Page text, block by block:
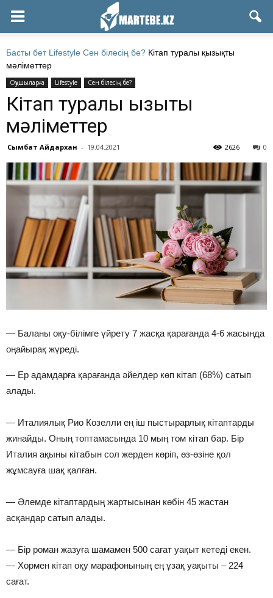
Басты бет Lifestyle Сен білесің бе? Кітап туралы қызықты
мәліметтер
Оқушыларға Lifestyle Сен білесің бе?
Кітап туралы қызықты
мәліметтер
Сымбат Айдархан - 19.04.2021 0
2626
— Баланы оқу-білімге үйрету 7 жасқа қарағанда 4-6 жасында
оңайырақ жүреді.
— Ер адамдарға қарағанда әйелдер көп кітап (68%) сатып
алады.
— Италиялық Рио Козелли ең іш пыстырарлық кітаптарды
жинайды. Оның топтамасында 10 мың том кітап бар. Бір
Италия ақыны кітабын сол жерден көріп, өз-өзіне қол
жұмсауға шақ қалған.
— Әлемде кітаптардың жартысынан көбін 45 жастан
асқандар сатып алады.
— Бір роман жазуға шамамен 500 сағат уақыт кетеді екен.
— Хормен кітап оқу марафонының ең ұзақ уақыты – 224
сағат.